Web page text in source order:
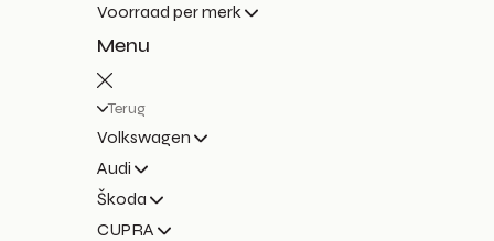
Voorraad per merk
Menu
Terug
Volkswagen
Audi
Škoda
CUPRA